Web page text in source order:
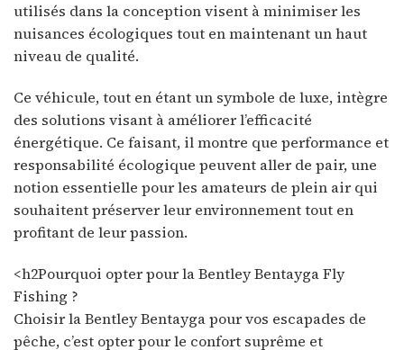
utilisés dans la conception visent à minimiser les
nuisances écologiques tout en maintenant un haut
niveau de qualité.
Ce véhicule, tout en étant un symbole de luxe, intègre
des solutions visant à améliorer l’efficacité
énergétique. Ce faisant, il montre que performance et
responsabilité écologique peuvent aller de pair, une
notion essentielle pour les amateurs de plein air qui
souhaitent préserver leur environnement tout en
profitant de leur passion.
<h2Pourquoi opter pour la Bentley Bentayga Fly
Fishing ?
Choisir la Bentley Bentayga pour vos escapades de
pêche, c’est opter pour le confort suprême et